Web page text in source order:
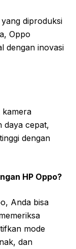
diproduksi
Oppo
dengan inovasi
kamera
daya cepat,
dengan
HP Oppo?
Anda bisa
mode
dan